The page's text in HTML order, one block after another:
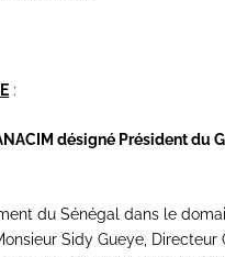
:
désigné Président du
du Sénégal dans le
Sidy Gueye,